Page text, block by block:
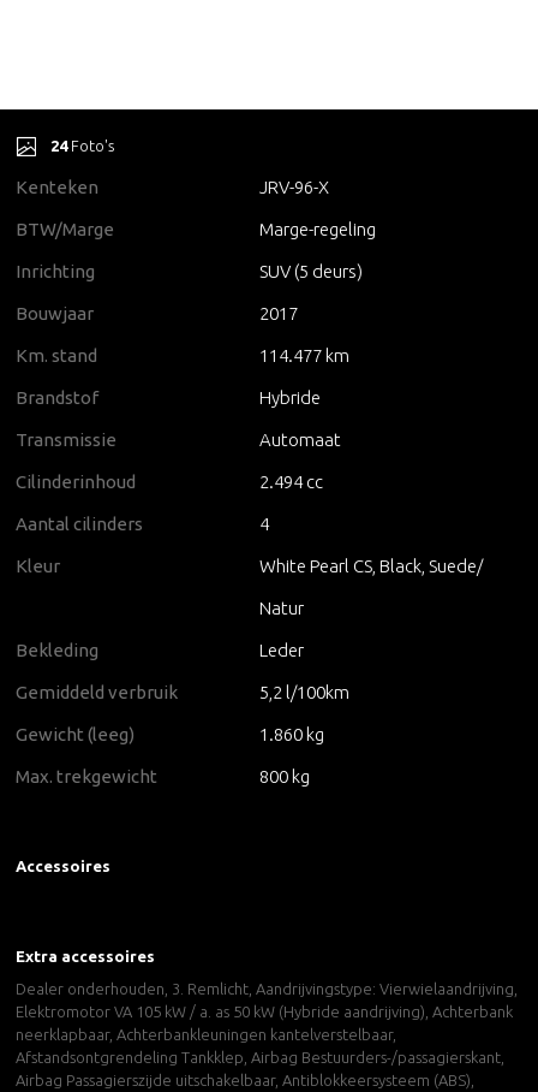
24 Foto's
Kenteken JRV-96-X
BTW/Marge Marge-regeling
Inrichting SUV (5 deurs)
Bouwjaar 2017
Km. stand 114.477 km
Brandstof Hybride
Transmissie Automaat
Cilinderinhoud 2.494 cc
Aantal cilinders 4
Kleur White Pearl CS, Black, Suede/
Natur
Bekleding Leder
Gemiddeld verbruik 5,2 l/100km
Gewicht (leeg) 1.860 kg
Max. trekgewicht 800 kg
Accessoires
Extra accessoires
Dealer onderhouden, 3. Remlicht, Aandrijvingstype: Vierwielaandrijving,
Elektromotor VA 105 kW / a. as 50 kW (Hybride aandrijving), Achterbank
neerklapbaar, Achterbankleuningen kantelverstelbaar,
Afstandsontgrendeling Tankklep, Airbag Bestuurders-/passagierskant,
Airbag Passagierszijde uitschakelbaar, Antiblokkeersysteem (ABS),